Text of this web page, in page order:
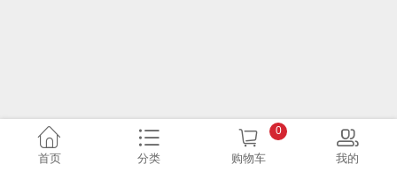
首页 分类 购物车
0
我的